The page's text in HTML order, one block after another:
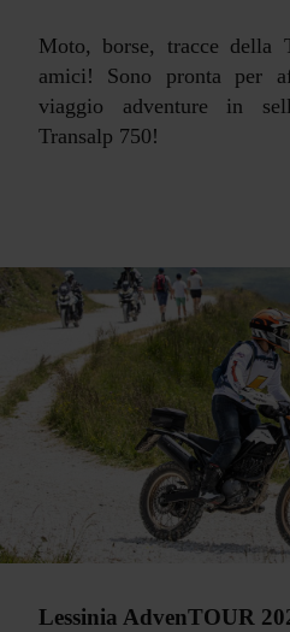
Moto, borse, tracce della
amici! Sono pronta per
viaggio adventure in
Transalp 750!
Lessinia AdvenTOUR